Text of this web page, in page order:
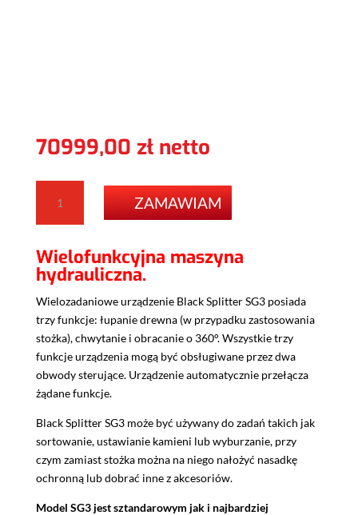
70999,00 zł
Maszyna
hydrauliczna
SG3
ZAMAWIAM
Wielofunkcyjna maszyna
hydrauliczna.
Wielozadaniowe urządzenie Black Splitter SG3 posiada
trzy funkcje: łupanie drewna (w przypadku zastosowania
stożka), chwytanie i obracanie o 360°. Wszystkie trzy
funkcje urządzenia mogą być obsługiwane przez dwa
obwody sterujące. Urządzenie automatycznie przełącza
żądane funkcje.
Black Splitter SG3 może być używany do zadań takich jak
sortowanie, ustawianie kamieni lub wyburzanie, przy
czym zamiast stożka można na niego nałożyć nasadkę
ochronną lub dobrać inne z akcesoriów.
Model SG3 jest sztandarowym jak i najbardziej